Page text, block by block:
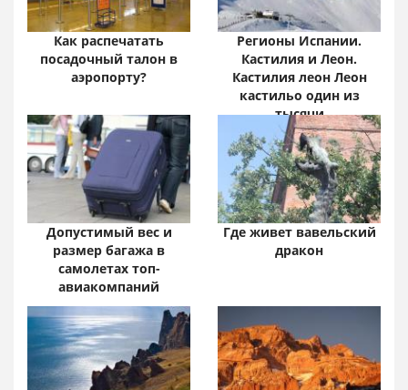
Как распечатать
посадочный талон в
аэропорту?
Регионы Испании.
Кастилия и Леон.
Кастилия леон Леон
кастильо один из
тысячи
Допустимый вес и
размер багажа в
самолетах топ-
авиакомпаний
Где живет вавельский
дракон